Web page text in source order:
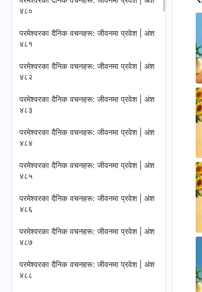
४८०
परमेश्‍वरका दैनिक वचनहरू: जीवनमा प्रवेश | अंश
४८१
परमेश्‍वरका दैनिक वचनहरू: जीवनमा प्रवेश | अंश
४८२
परमेश्‍वरका दैनिक वचनहरू: जीवनमा प्रवेश | अंश
४८३
परमेश्‍वरका दैनिक वचनहरू: जीवनमा प्रवेश | अंश
४८४
परमेश्‍वरका दैनिक वचनहरू: जीवनमा प्रवेश | अंश
४८५
परमेश्‍वरका दैनिक वचनहरू: जीवनमा प्रवेश | अंश
४८६
परमेश्‍वरका दैनिक वचनहरू: जीवनमा प्रवेश | अंश
४८७
परमेश्‍वरका दैनिक वचनहरू: जीवनमा प्रवेश | अंश
४८८